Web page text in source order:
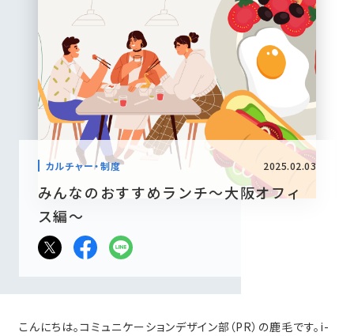
カルチャー・制度 2025.02.03
みんなのおすすめランチ〜大阪オフィ
ス編〜
こんにちは。コミュニケーションデザイン部（PR）の鹿毛です。i-